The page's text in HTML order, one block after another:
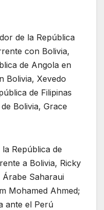
de la República
con Bolivia,
de Angola en
Bolivia, Xevedo
de Filipinas
Bolivia, Grace
República de
a Bolivia, Ricky
Árabe Saharaui
Mohamed Ahmed;
ante el Perú